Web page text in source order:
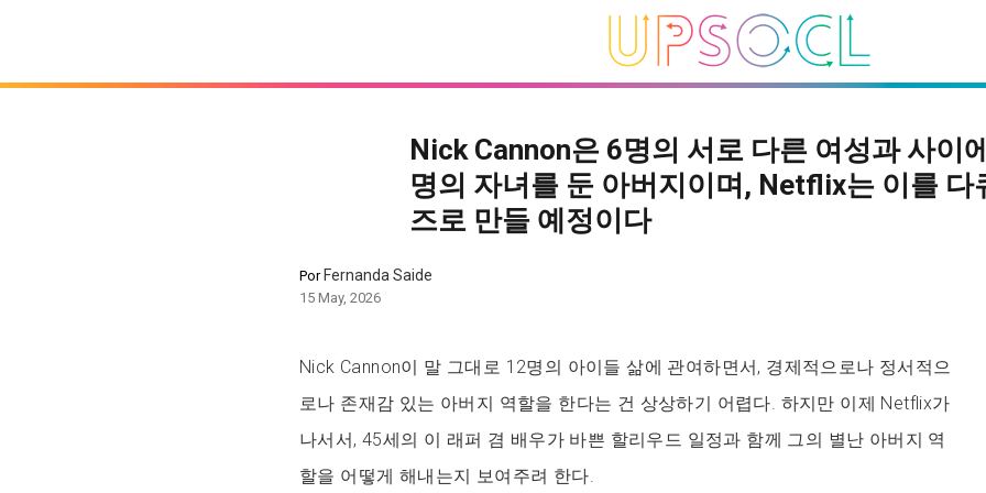
Nick Cannon은 6명의 서로 다른 여성과 사이
명의 자녀를 둔 아버지이며, Netflix는 이를 다
즈로 만들 예정이다
PorFernanda Saide
15 May, 2026
Nick Cannon이 말 그대로 12명의 아이들 삶에 관여하면서, 경제적으로나 정서적으
로나 존재감 있는 아버지 역할을 한다는 건 상상하기 어렵다. 하지만 이제 Netflix가
나서서, 45세의 이 래퍼 겸 배우가 바쁜 할리우드 일정과 함께 그의 별난 아버지 역
할을 어떻게 해내는지 보여주려 한다.